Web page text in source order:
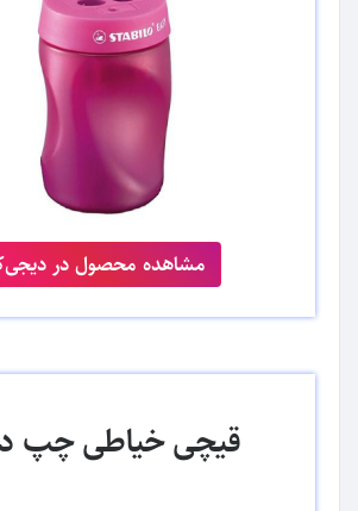
مشاهده محصول در
قیچی خیاطی